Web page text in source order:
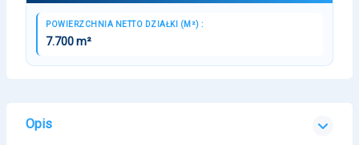
POWIERZCHNIA NETTO DZIAŁKI (M²) :
7.700 m²
Opis